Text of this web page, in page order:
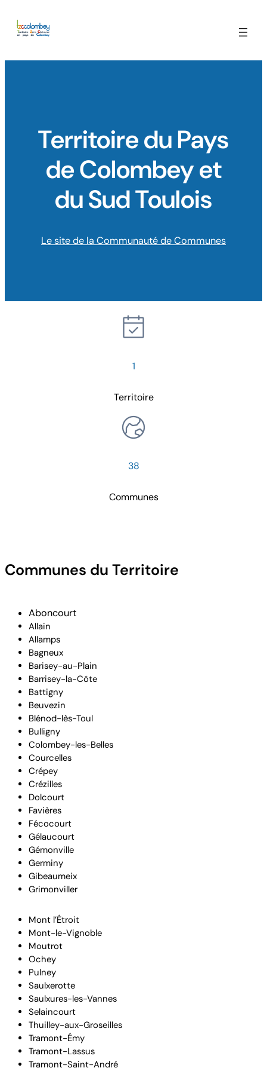
content
Territoire du Pays
de Colombey et
du Sud Toulois
Le site de la Communauté de Communes
1
Territoire
38
Communes
Communes du Territoire
Aboncourt
Allain
Allamps
Bagneux
Barisey-au-Plain
Barrisey-la-Côte
Battigny
Beuvezin
Blénod-lès-Toul
Bulligny
Colombey-les-Belles
Courcelles
Crépey
Crézilles
Dolcourt
Favières
Fécocourt
Gélaucourt
Gémonville
Germiny
Gibeaumeix
Grimonviller
Mont l’Étroit
Mont-le-Vignoble
Moutrot
Ochey
Pulney
Saulxerotte
Saulxures-les-Vannes
Selaincourt
Thuilley-aux-Groseilles
Tramont-Émy
Tramont-Lassus
Tramont-Saint-André